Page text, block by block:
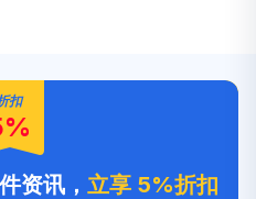
扣
资讯，立享 5%折扣